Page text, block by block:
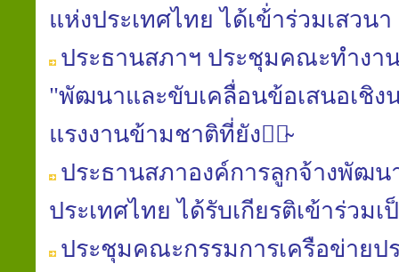
แห่ง​ประเทศไทย​ ได้เข้่าร่วมเสวนา
ประธานสภาฯ ประชุมคณะทำ​งา
"พัฒนา​และ​ขับเคลื่อน​ข้อเสนอ​เชิง​
แรงงาน​ข้ามชาติ​ที่​ยัง​มิ̴
ประธาน​สภา​องค์การ​ลูกจ้าง​พัฒน
ประเทศไทย​ ได้​รับ​เกียรติ​เข้าร่วม​เ
ประชุมคณะกรรมการเครือข่าย